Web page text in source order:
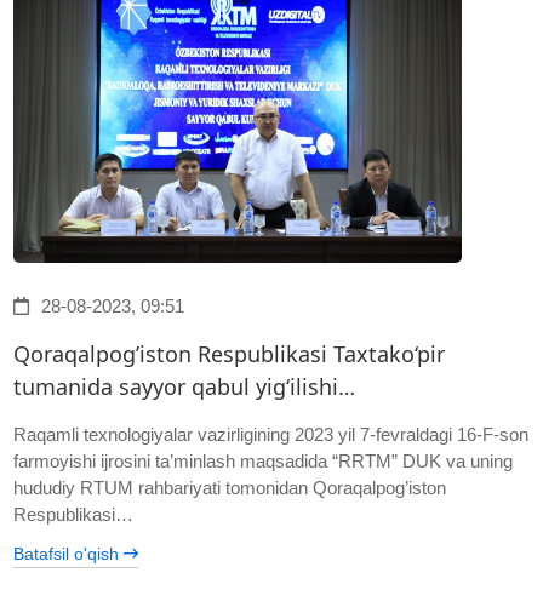
28-08-2023, 09:51
Qoraqalpog’iston Respublikasi Taxtako‘pir
tumanida sayyor qabul yig‘ilishi…
Raqamli texnologiyalar vazirligining 2023 yil 7-fevraldagi 16-F-son
farmoyishi ijrosini ta’minlash maqsadida “RRTM” DUK va uning
hududiy RTUM rahbariyati tomonidan Qoraqalpog’iston
Respublikasi…
Batafsil o'qish